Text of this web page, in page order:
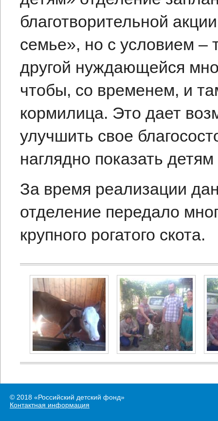
благотворительной
семье», но с условием –
другой нуждающейся
чтобы, со временем, и
кормилица. Это дает
улучшить свое
наглядно показать
За время реализации
отделение передало
крупного рогатого скота.
© 2018 «Российский детский фонд»
Контактная информация